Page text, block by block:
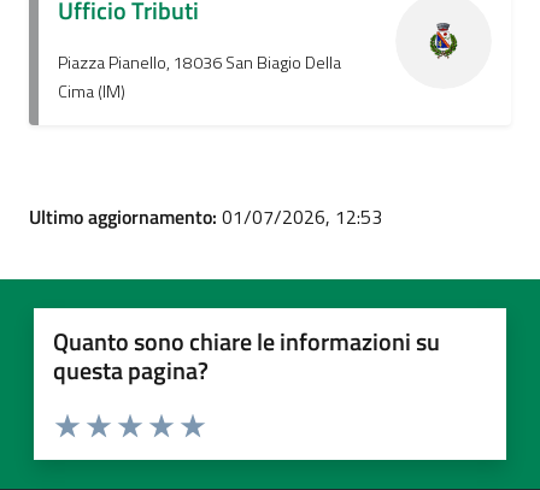
Ufficio Tributi
Piazza Pianello, 18036 San Biagio Della
Cima (IM)
Ultimo aggiornamento: 01/07/2026, 12:53
Quanto sono chiare le informazioni su
questa pagina?
Valuta 5 stelle su 5
Valuta 4 stelle su 5
Valuta 3 stelle su 5
Valuta 2 stelle su 5
Valuta 1 stelle su 5